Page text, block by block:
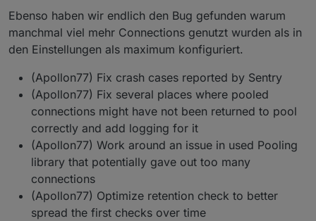
Da das schreiben von Debug Logs vor allem bei
schwächeren Systemen ziemlich auf die
performance drückt und auch ein Debug Log
oder nichts geloggt wurde, kann nun
zusätzliches Debug pro Datenpunkt aktiviert
werden! Dies wird aber nur dann ausgegeben
wenn der Loglevel der Instanz auch auch
Debug steht.
Die Aufbewahrungszeit kann nun neben den
vorgeschlagenen zeiträumen auch selbst in
tagen definiert werden (Custom)
Die 1.x des Adapters hat Probleme mit der
Ebenso haben wir endlich den Bug gefunden warum
manchmal viel mehr Connections genutzt wurden als in
den Einstellungen als maximum konfiguriert.
(Apollon77) Fix crash cases reported by Sentry
(Apollon77) Fix several places where pooled
connections might have not been returned to pool
correctly and add logging for it
(Apollon77) Work around an issue in used Pooling
library that potentially gave out too many
connections
(Apollon77) Optimize retention check to better
spread the first checks over time